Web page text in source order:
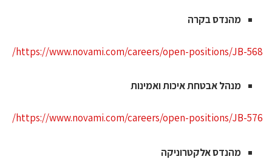
מהנדס בקרה
https://www.novami.com/careers/open-positions/JB-
מנהל אבטחת איכות ואמינות
https://www.novami.com/careers/open-positions/JB-
מהנדס אלקטרוניקה